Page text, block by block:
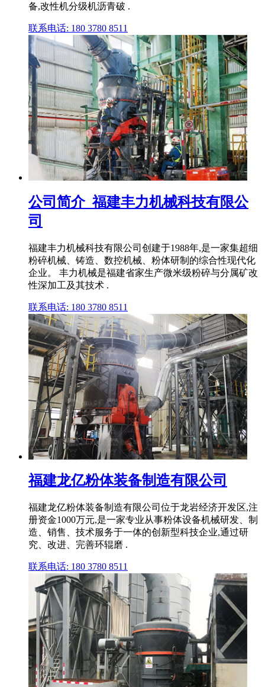
备,改性机分级机沥青破 .
联系电话: 180 3780 8511
公司简介_福建丰力机械科技有限公
司
福建丰力机械科技有限公司创建于1988年,是一家集超细
粉碎机械、铸造、数控机械、粉体研制的综合性现代化
企业。 丰力机械是福建省家生产微米级粉碎与分属矿改
性深加工及其技术 .
联系电话: 180 3780 8511
福建龙亿粉体装备制造有限公司
福建龙亿粉体装备制造有限公司位于龙岩经济开发区,注
册资金1000万元,是一家专业从事粉体设备机械研发、制
造、销售、技术服务于一体的创新型科技企业,通过研
究、改进、完善环辊磨 .
联系电话: 180 3780 8511